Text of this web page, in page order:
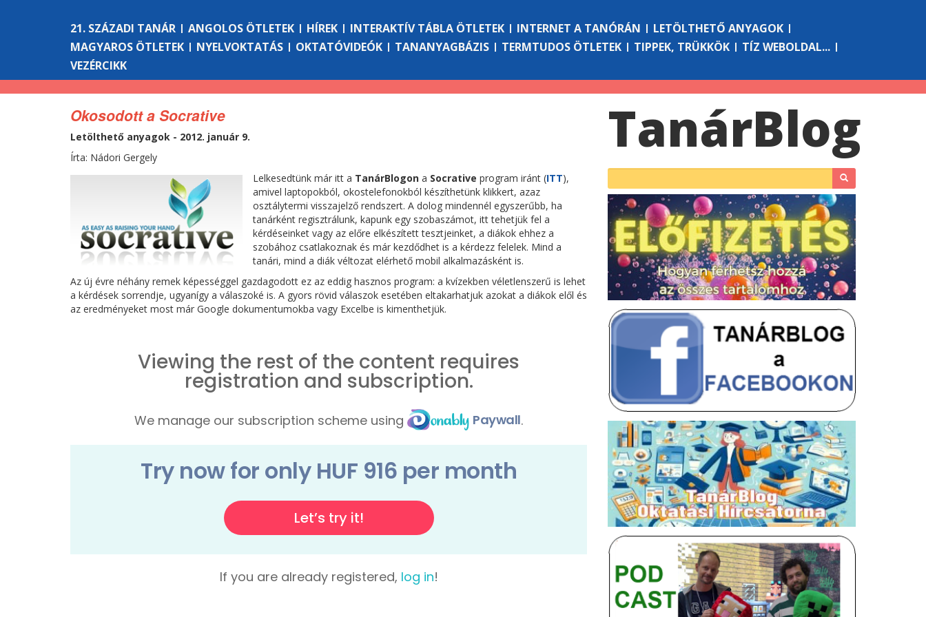
21. SZÁZADI TANÁR ANGOLOS ÖTLETEK HÍREK INTERAKTÍV TÁBLA ÖTLETEK INTERNET A TANÓRÁN
LETÖLTHETŐ ANYAGOK
MAGYAROS ÖTLETEK
NYELVOKTATÁS OKTATÓVIDEÓK TANANYAGBÁZIS TERMTUDOS ÖTLETEK TIPPEK, TRÜKKÖK
TÍZ WEBOLDAL...
VEZÉRCIKK
Okosodott a Socrative
Letölthető anyagok - 2012. január 9.
Írta: Nádori Gergely
Lelkesedtünk már itt a TanárBlogon a Socrative program iránt (ITT),
amivel laptopokból, okostelefonokból készíthetünk klikkert, azaz
osztálytermi visszajelző rendszert. A dolog mindennél egyszerűbb, ha
tanárként regisztrálunk, kapunk egy szobaszámot, itt tehetjük fel a
kérdéseinket vagy az előre elkészített tesztjeinket, a diákok ehhez a
szobához csatlakoznak és már kezdődhet is a kérdezz felelek. Mind a
tanári, mind a diák véltozat elérhető mobil alkalmazásként is.
Az új évre néhány remek képességgel gazdagodott ez az eddig hasznos program: a kvízekben véletlenszerű is lehet
a kérdések sorrendje, ugyanígy a válaszoké is. A gyors rövid válaszok esetében eltakarhatjuk azokat a diákok elől és
az eredményeket most már Google dokumentumokba vagy Excelbe is kimenthetjük.
TanárBlog